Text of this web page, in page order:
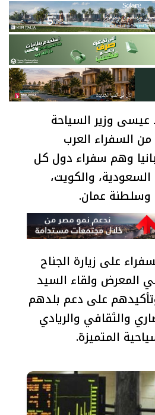
عيسى وزير السياحة
من السفراء العرب
وهم سفراء دول كل
والكويت،
وسلطنة عمان.
على زيارة الجناح
المعرض ولقاء السيد
وتأكيدهم على دعم بلدهم
والثقافي والريادي
المتميزة.